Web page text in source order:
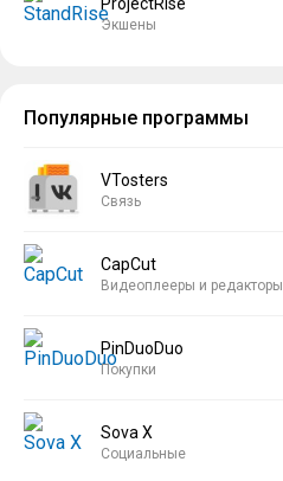
Экшены
Популярные программы
VTosters
Связь
CapCut
Видеоплееры и редакторы
PinDuoDuo
Покупки
Sova X
Социальные